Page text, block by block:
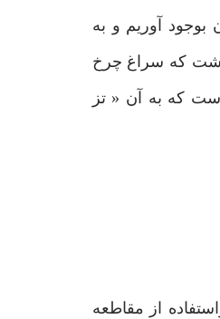
بوجود آوریم و به
داشت که سراغ چرخ
که به آن « تز
از مقاطعه